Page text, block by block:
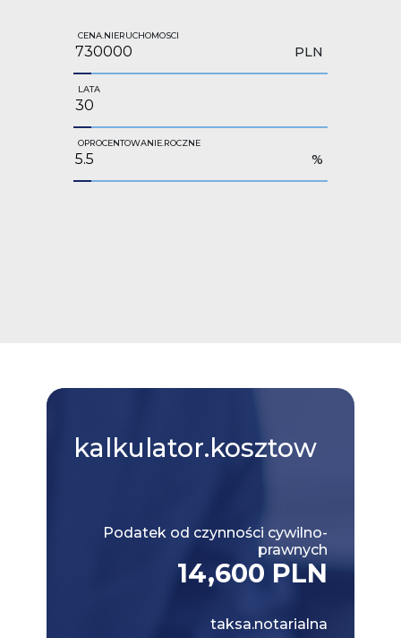
CENA.NIERUCHOMOSCI
PLN
LATA
OPROCENTOWANIE.ROCZNE
%
kalkulator.kosztow
Podatek od czynności cywilno-
prawnych
14,600 PLN
taksa.notarialna